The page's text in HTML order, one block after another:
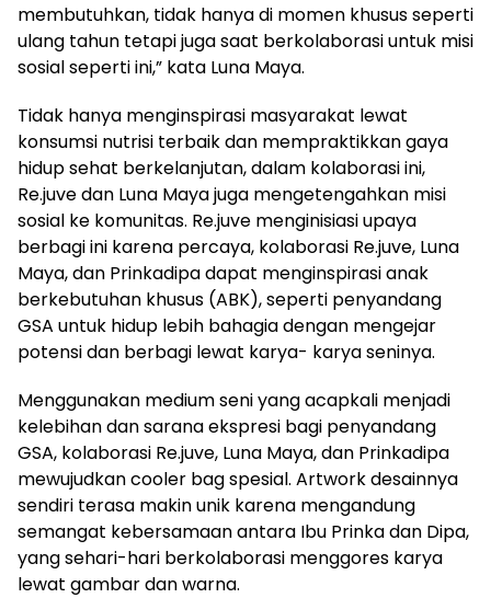
membutuhkan, tidak hanya di momen khusus seperti
ulang tahun tetapi juga saat berkolaborasi untuk misi
sosial seperti ini,” kata Luna Maya.
Tidak hanya menginspirasi masyarakat lewat
konsumsi nutrisi terbaik dan mempraktikkan gaya
hidup sehat berkelanjutan, dalam kolaborasi ini,
Re.juve dan Luna Maya juga mengetengahkan misi
sosial ke komunitas. Re.juve menginisiasi upaya
berbagi ini karena percaya, kolaborasi Re.juve, Luna
Maya, dan Prinkadipa dapat menginspirasi anak
berkebutuhan khusus (ABK), seperti penyandang
GSA untuk hidup lebih bahagia dengan mengejar
potensi dan berbagi lewat karya- karya seninya.
Menggunakan medium seni yang acapkali menjadi
kelebihan dan sarana ekspresi bagi penyandang
GSA, kolaborasi Re.juve, Luna Maya, dan Prinkadipa
mewujudkan cooler bag spesial. Artwork desainnya
sendiri terasa makin unik karena mengandung
semangat kebersamaan antara Ibu Prinka dan Dipa,
yang sehari-hari berkolaborasi menggores karya
lewat gambar dan warna.